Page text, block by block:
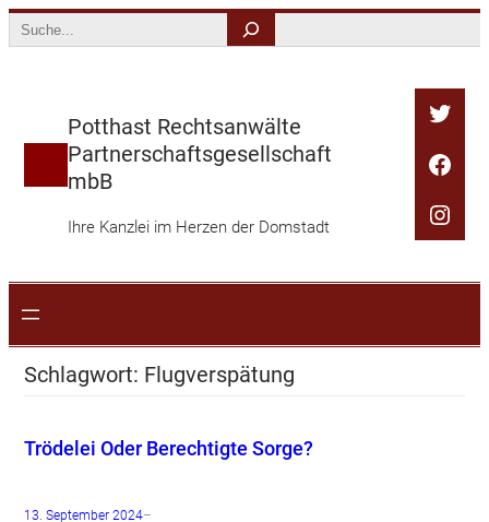
Search
Potthast Rechtsanwälte
Partnerschaftsgesellschaft
mbB
Ihre Kanzlei im Herzen der Domstadt
Schlagwort: Flugverspätung
Trödelei Oder Berechtigte Sorge?
13. September 2024–